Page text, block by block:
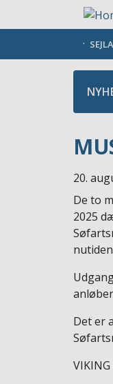
20.
De to
2025
Det er